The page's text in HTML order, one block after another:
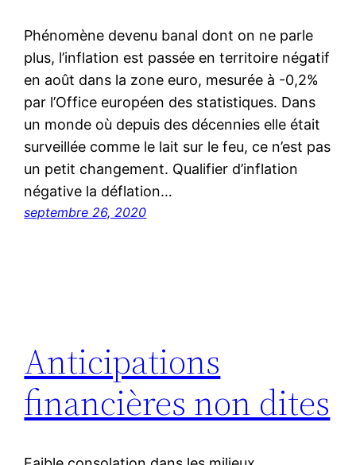
Phénomène devenu banal dont on ne parle
plus, l’inflation est passée en territoire négatif
en août dans la zone euro, mesurée à -0,2%
par l’Office européen des statistiques. Dans
un monde où depuis des décennies elle était
surveillée comme le lait sur le feu, ce n’est pas
un petit changement. Qualifier d’inflation
négative la déflation…
septembre 26, 2020
Anticipations
financières non dites